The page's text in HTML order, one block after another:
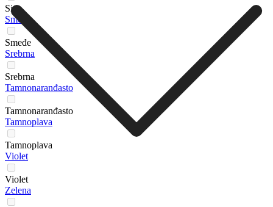
Siva
Smeđe
Smeđe
Srebrna
Srebrna
Tamnonaranđasto
Tamnonaranđasto
Tamnoplava
Tamnoplava
Violet
Violet
Zelena